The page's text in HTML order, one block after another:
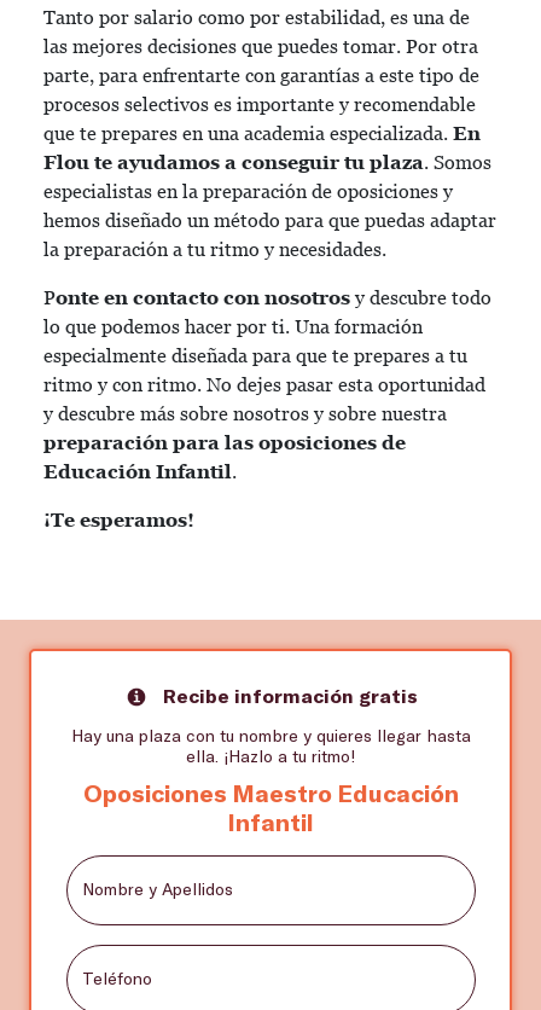
Tanto por salario como por estabilidad, es una de
las mejores decisiones que puedes tomar. Por otra
parte, para enfrentarte con garantías a este tipo de
procesos selectivos es importante y recomendable
que te prepares en una academia especializada. En
Flou te ayudamos a conseguir tu plaza. Somos
especialistas en la preparación de oposiciones y
hemos diseñado un método para que puedas adaptar
la preparación a tu ritmo y necesidades.
Ponte en contacto con nosotrosy descubre todo
lo que podemos hacer por ti. Una formación
especialmente diseñada para que te prepares a tu
ritmo y con ritmo. No dejes pasar esta oportunidad
y descubre más sobre nosotros y sobre nuestra
preparación para las oposiciones de
Educación Infantil.
¡Te esperamos!
Recibe información gratis
Hay una plaza con tu nombre y quieres llegar hasta
ella. ¡Hazlo a tu ritmo!
Oposiciones Maestro Educación
Infantil
Nombre y Apellidos
Teléfono